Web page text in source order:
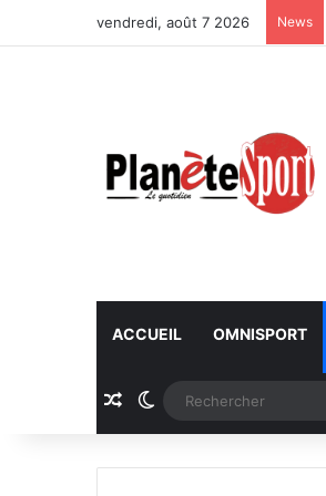
vendredi, août 7 2026 News
ACCUEIL OMNISPORT
Article Aléatoire
Switch skin